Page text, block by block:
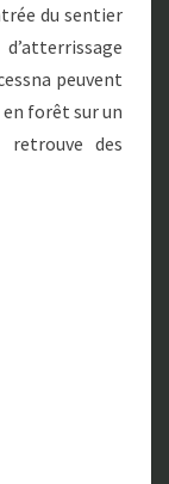
du sentier
peuvent
en forêt sur un
des